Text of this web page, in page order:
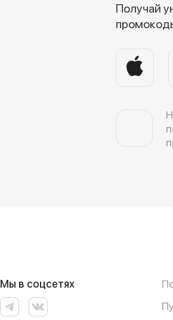
Получай
Мы в соцсетях